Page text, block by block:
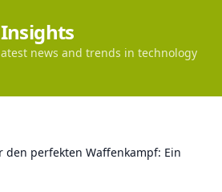
news and trends in technology
den perfekten Waffenkampf: Ein